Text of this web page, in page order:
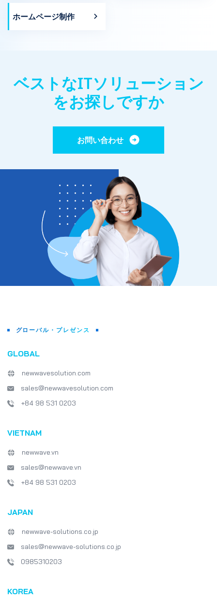
ホームページ制作
ベストなITソリューション
をお探しですか
お問い合わせ
グローバル・プレゼンス
GLOBAL
newwavesolution.com
sales@newwavesolution.com
+84 98 531 0203
VIETNAM
newwave.vn
sales@newwave.vn
+84 98 531 0203
JAPAN
newwave-solutions.co.jp
sales@newwave-solutions.co.jp
0985310203
KOREA